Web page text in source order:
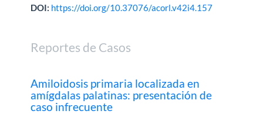
DOI: https://doi.org/10.37076/acorl.v42i4.157
Reportes de Casos
Amiloidosis primaria localizada en
amígdalas palatinas: presentación de
caso infrecuente